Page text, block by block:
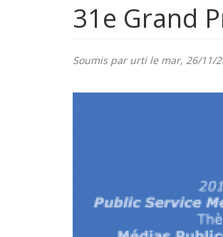
31e Grand
Soumis par urtile mar, 26/11/